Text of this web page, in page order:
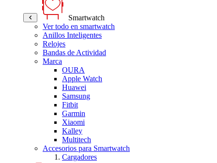
Smartwatch
Ver todo en smartwatch
Anillos Inteligentes
Relojes
Bandas de Actividad
Marca
OURA
Apple Watch
Huawei
Samsung
Fitbit
Garmin
Xiaomi
Kalley
Multitech
Accesorios para Smartwatch
Cargadores